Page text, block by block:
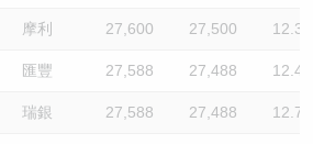
摩利 27,600 27,500 12.3
匯豐 27,588 27,488 12.4
瑞銀 27,588 27,488 12.7